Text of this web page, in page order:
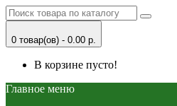
0 товар(ов) - 0.00 р.
В корзине пусто!
Главное меню